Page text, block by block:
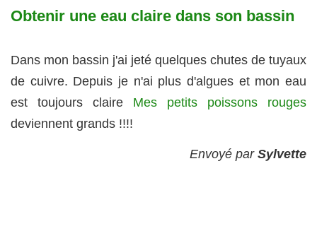
Obtenir une eau claire dans son bassin
Dans mon bassin j'ai jeté quelques chutes de tuyaux
de cuivre. Depuis je n'ai plus d'algues et mon eau
est toujours claire Mes petits poissons rouges
deviennent grands !!!!
Envoyé par Sylvette